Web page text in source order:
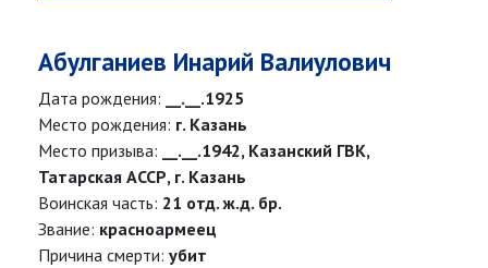
Абулганиев Инарий Валиулович
Дата рождения:
__.__.1925
Место рождения: г. Казань
Место призыва:
__.__.1942, Казанский ГВК,
Татарская АССР, г. Казань
Воинская часть: 21 отд. ж.д. бр.
Звание: красноармеец
Причина смерти: убит